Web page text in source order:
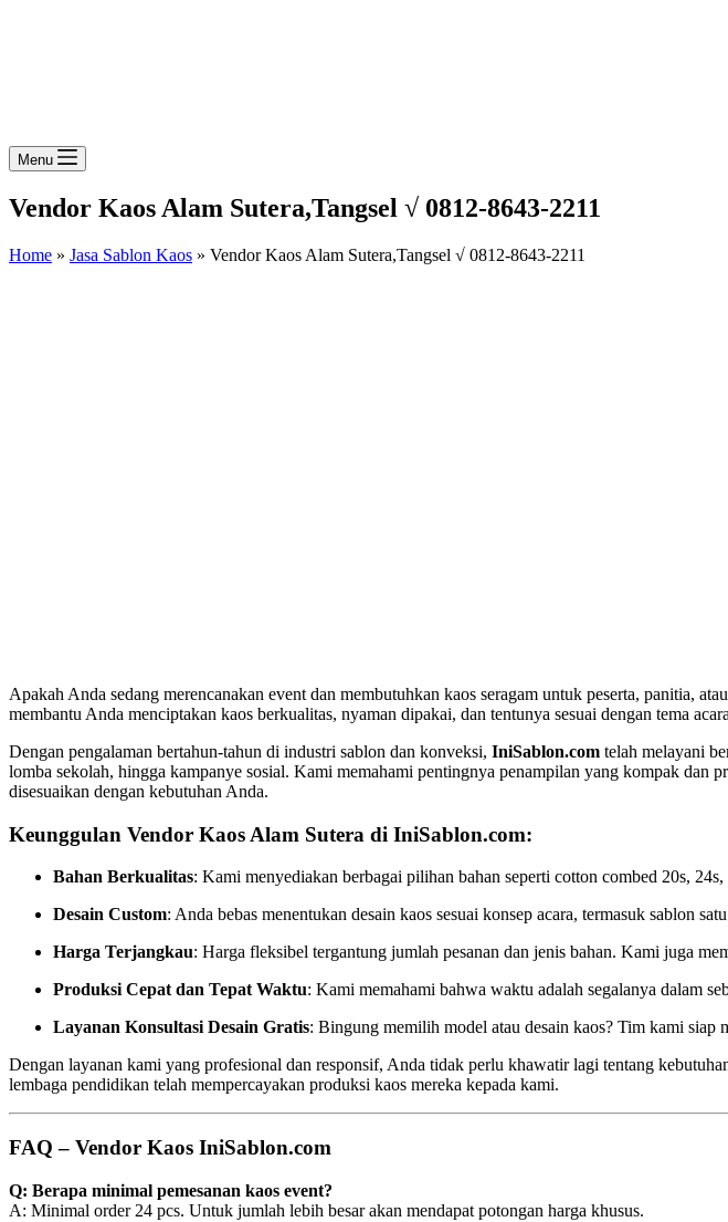
Menu
Vendor Kaos Alam Sutera,Tangsel √ 0812-8643-2211
Home » Jasa Sablon Kaos » Vendor Kaos Alam Sutera,Tangsel √ 0812-8643-2211
Apakah Anda sedang merencanakan event dan membutuhkan kaos seragam untuk peserta, panitia,
membantu Anda menciptakan kaos berkualitas, nyaman dipakai, dan tentunya sesuai dengan tema
Dengan pengalaman bertahun-tahun di industri sablon dan konveksi, IniSablon.com telah melayani
lomba sekolah, hingga kampanye sosial. Kami memahami pentingnya penampilan yang kompak dan
disesuaikan dengan kebutuhan Anda.
Keunggulan Vendor Kaos Alam Sutera di IniSablon.com:
Bahan Berkualitas: Kami menyediakan berbagai pilihan bahan seperti cotton combed 20s,
Desain Custom: Anda bebas menentukan desain kaos sesuai konsep acara, termasuk sablon
Harga Terjangkau: Harga fleksibel tergantung jumlah pesanan dan jenis bahan. Kami juga
Produksi Cepat dan Tepat Waktu: Kami memahami bahwa waktu adalah segalanya dalam
Layanan Konsultasi Desain Gratis: Bingung memilih model atau desain kaos? Tim kami siap
Dengan layanan kami yang profesional dan responsif, Anda tidak perlu khawatir lagi tentang
lembaga pendidikan telah mempercayakan produksi kaos mereka kepada kami.
FAQ – Vendor Kaos IniSablon.com
Q: Berapa minimal pemesanan kaos event?
A: Minimal order 24 pcs. Untuk jumlah lebih besar akan mendapat potongan harga khusus.